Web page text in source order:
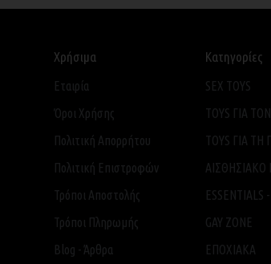
Χρήσιμα
Εταιρία
Όροι Χρήσης
Πολιτική Απορρήτου
Πολιτική Επιστροφών
Τρόποι Αποστολής
Τρόποι Πληρωμής
Blog - Άρθρα
Κατηγορίες
SEX TOYS
TOYS ΓΙΑ
TOYS ΓΙΑ ΤH
ΑΙΣΘΗΣΙΑΚΟ
GAY ZONE
ΕΠΟΧΙΑΚΑ